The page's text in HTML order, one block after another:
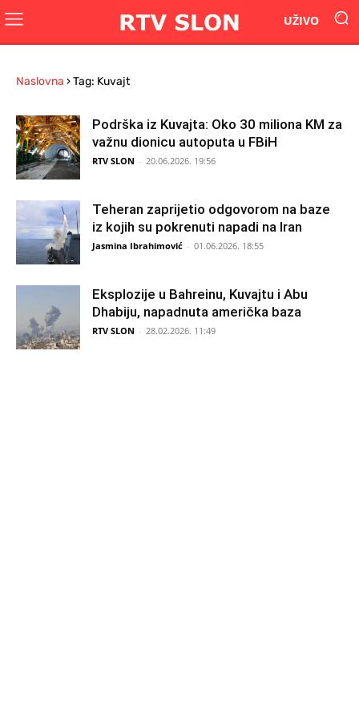
UŽIVO
Naslovna ›Tag: Kuvajt
Podrška iz Kuvajta: Oko 30 miliona KM za
važnu dionicu autoputa u FBiH
RTV SLON - 20.06.2026. 19:56
Teheran zaprijetio odgovorom na baze
iz kojih su pokrenuti napadi na Iran
Jasmina Ibrahimović - 01.06.2026. 18:55
Eksplozije u Bahreinu, Kuvajtu i Abu
Dhabiju, napadnuta američka baza
RTV SLON - 28.02.2026. 11:49